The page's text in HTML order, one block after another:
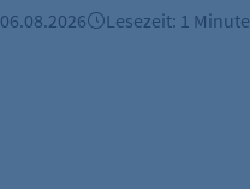
06.08.2026 Lesezeit: 1 Minute